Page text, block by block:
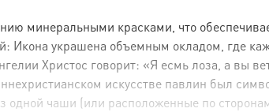
минеральными красками, что
Икона украшена объемным окладом, где
Христос говорит: «Я есмь лоза, а вы
искусстве павлин был
одной чаши (или расположенные по